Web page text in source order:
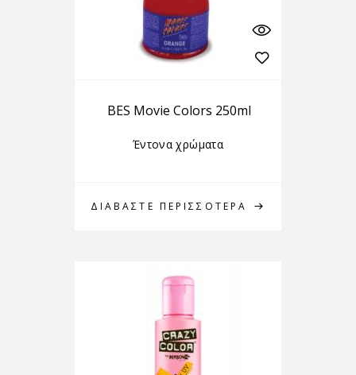
ΔΙΑΒΆΣΤΕ ΠΕΡΙΣΣΌΤΕΡΑ
BES Movie Colors 250ml
Έντονα χρώματα